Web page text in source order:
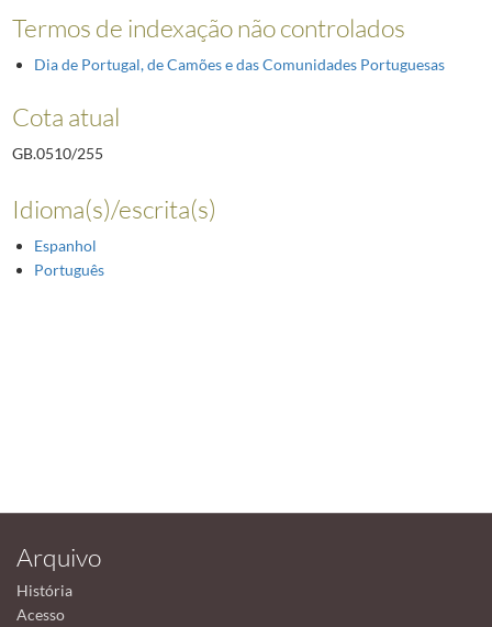
Termos de indexação não controlados
Dia de Portugal, de Camões e das Comunidades Portuguesas
Cota atual
GB.0510/255
Idioma(s)/escrita(s)
Espanhol
Português
Arquivo
História
Acesso